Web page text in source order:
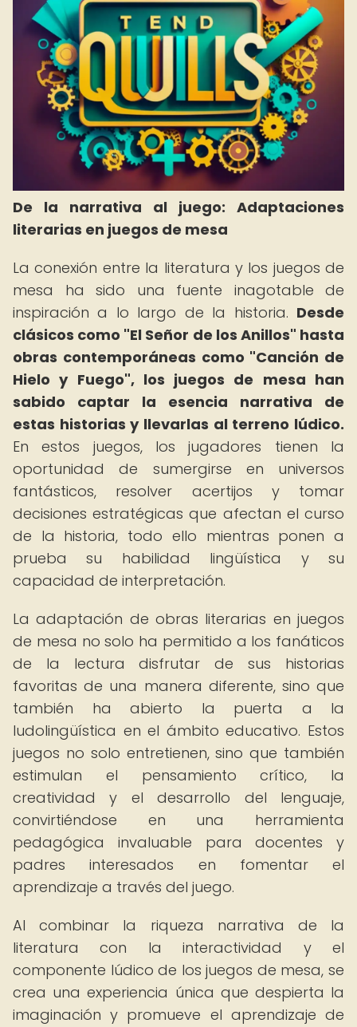
De la narrativa al juego: Adaptaciones
literarias en juegos de mesa
La conexión entre la literatura y los juegos de
mesa ha sido una fuente inagotable de
inspiración a lo largo de la historia. Desde
clásicos como "El Señor de los Anillos" hasta
obras contemporáneas como "Canción de
Hielo y Fuego", los juegos de mesa han
sabido captar la esencia narrativa de
estas historias y llevarlas al terreno lúdico.
En estos juegos, los jugadores tienen la
oportunidad de sumergirse en universos
fantásticos, resolver acertijos y tomar
decisiones estratégicas que afectan el curso
de la historia, todo ello mientras ponen a
prueba su habilidad lingüística y su
capacidad de interpretación.
La adaptación de obras literarias en juegos
de mesa no solo ha permitido a los fanáticos
de la lectura disfrutar de sus historias
favoritas de una manera diferente, sino que
también ha abierto la puerta a la
ludolingüística en el ámbito educativo. Estos
juegos no solo entretienen, sino que también
estimulan el pensamiento crítico, la
creatividad y el desarrollo del lenguaje,
convirtiéndose en una herramienta
pedagógica invaluable para docentes y
padres interesados en fomentar el
aprendizaje a través del juego.
Al combinar la riqueza narrativa de la
literatura con la interactividad y el
componente lúdico de los juegos de mesa, se
crea una experiencia única que despierta la
imaginación y promueve el aprendizaje de